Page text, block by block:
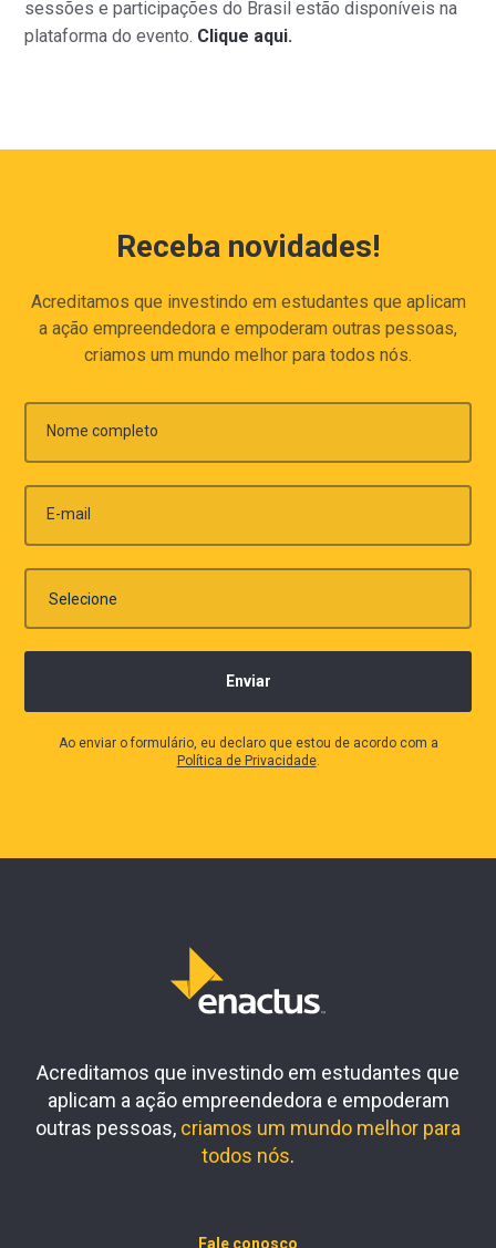
sessões e participações do Brasil estão disponíveis na
plataforma do evento. Clique aqui.
Receba novidades!
Acreditamos que investindo em estudantes que aplicam
a ação empreendedora e empoderam outras pessoas,
criamos um mundo melhor para todos nós.
Nome completo
E-mail
Ao enviar o formulário, eu declaro que estou de acordo com a
Política de Privacidade.
Acreditamos que investindo em estudantes que
aplicam a ação empreendedora e empoderam
outras pessoas, criamos um mundo melhor para
todos nós.
Fale conosco